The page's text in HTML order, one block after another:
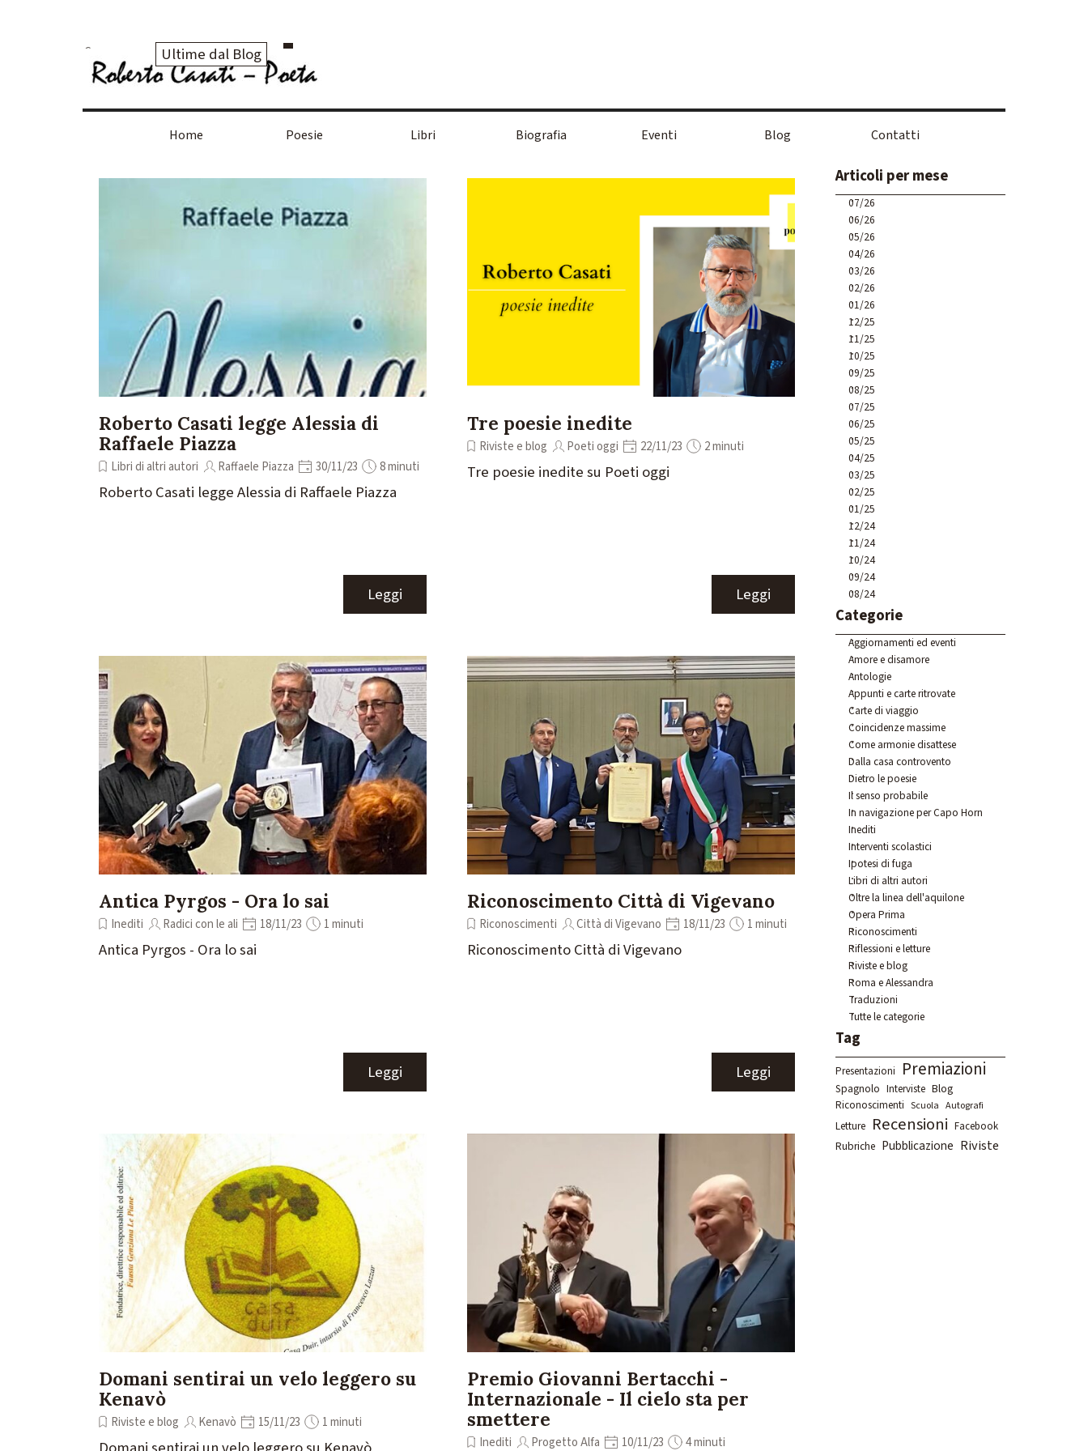
Ultime dal Blog
Salta menù
Home Poesie ▼
Libri ▼
Biografia Eventi Blog Contatti
Roberto Casati legge Alessia di
Raffaele Piazza
Libri di altri autori Raffaele Piazza 30/11/23 8 minuti
Roberto Casati legge Alessia di Raffaele Piazza
Leggi
Tre poesie inedite
Riviste e blog Poeti oggi 22/11/23 2 minuti
Tre poesie inedite su Poeti oggi
Leggi
Antica Pyrgos - Ora lo sai
Inediti Radici con le ali 18/11/23 1 minuti
Antica Pyrgos - Ora lo sai
Leggi
Riconoscimento Città di Vigevano
Riconoscimenti Città di Vigevano 18/11/23 1 minuti
Riconoscimento Città di Vigevano
Leggi
Domani sentirai un velo leggero su
Kenavò
Riviste e blog Kenavò 15/11/23 1 minuti
Premio Giovanni Bertacchi -
Internazionale - Il cielo sta per
smettere
Inediti Progetto Alfa 10/11/23 4 minuti
Salta blocco Articoli per mese
Articoli per mese
07/26
06/26
05/26
04/26
03/26
02/26
01/26
12/25
11/25
10/25
09/25
08/25
07/25
06/25
05/25
04/25
03/25
02/25
01/25
12/24
11/24
10/24
09/24
08/24
Salta blocco Categorie
Categorie
Aggiornamenti ed eventi
Amore e disamore
Antologie
Appunti e carte ritrovate
Carte di viaggio
Coincidenze massime
Come armonie disattese
Dalla casa controvento
Dietro le poesie
Il senso probabile
In navigazione per Capo Horn
Inediti
Interventi scolastici
Ipotesi di fuga
Libri di altri autori
Oltre la linea dell'aquilone
Opera Prima
Riconoscimenti
Riflessioni e letture
Riviste e blog
Roma e Alessandra
Traduzioni
Tutte le categorie
Salta blocco Tag
Tag
Presentazioni Premiazioni
Spagnolo Interviste Blog
Riconoscimenti Scuola Autografi
Letture Recensioni Facebook
Rubriche Pubblicazione Riviste